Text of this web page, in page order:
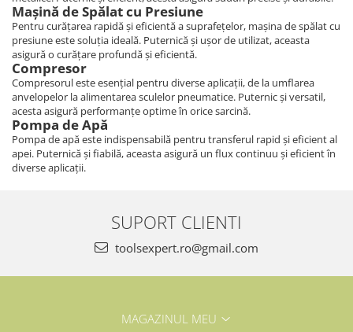
Mașină de Spălat cu Presiune
Pentru curățarea rapidă și eficientă a suprafețelor, mașina de spălat cu
presiune este soluția ideală. Puternică și ușor de utilizat, aceasta
asigură o curățare profundă și eficientă.
Compresor
Compresorul este esențial pentru diverse aplicații, de la umflarea
anvelopelor la alimentarea sculelor pneumatice. Puternic și versatil,
acesta asigură performanțe optime în orice sarcină.
Pompa de Apă
Pompa de apă este indispensabilă pentru transferul rapid și eficient al
apei. Puternică și fiabilă, aceasta asigură un flux continuu și eficient în
diverse aplicații.
SUPORT CLIENTI
toolsexpert.ro@gmail.com
MAGAZINUL MEU